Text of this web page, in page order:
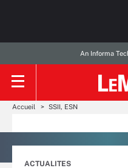
An Informa
Accueil SSII, ESN
ACTUALITES